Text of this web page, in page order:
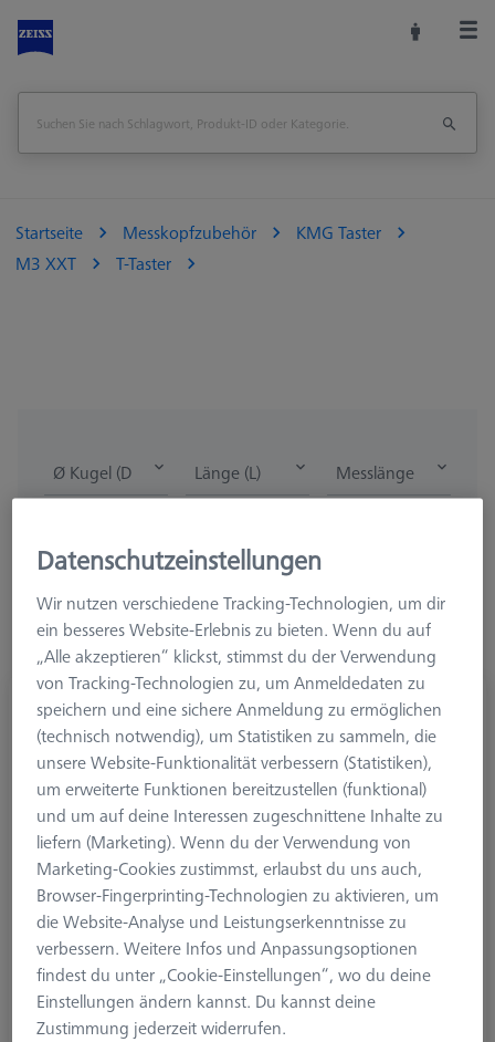
Startseite Messkopfzubehör
KMG Taster
M3 XXT
T-Taster
Ø Kugel (DK) Länge (L) Messlänge (ML)
1/2-Sterntaster 180° M3 XXT, DK3 L20
626103-0304-020
Datenschutzeinstellungen
Wir nutzen verschiedene Tracking-Technologien, um dir
ein besseres Website-Erlebnis zu bieten. Wenn du auf
„Alle akzeptieren“ klickst, stimmst du der Verwendung
von Tracking-Technologien zu, um Anmeldedaten zu
speichern und eine sichere Anmeldung zu ermöglichen
(technisch notwendig), um Statistiken zu sammeln, die
unsere Website-Funktionalität verbessern (Statistiken),
um erweiterte Funktionen bereitzustellen (funktional)
und um auf deine Interessen zugeschnittene Inhalte zu
liefern (Marketing). Wenn du der Verwendung von
Marketing-Cookies zustimmst, erlaubst du uns auch,
Browser-Fingerprinting-Technologien zu aktivieren, um
die Website-Analyse und Leistungserkenntnisse zu
verbessern. Weitere Infos und Anpassungsoptionen
findest du unter „Cookie-Einstellungen“, wo du deine
Einstellungen ändern kannst. Du kannst deine
Zustimmung jederzeit widerrufen.